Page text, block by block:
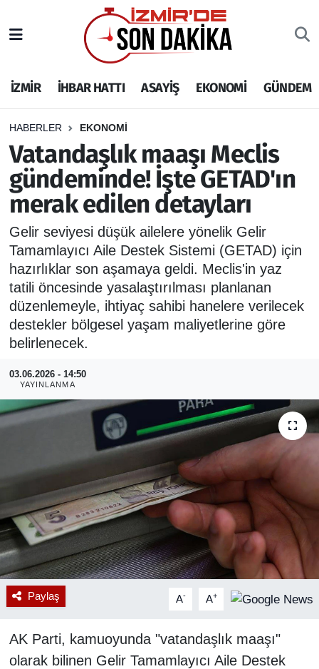
İZMİR İHBAR HATTI ASAYİŞ EKONOMİ GÜNDEM
HABERLER EKONOMİ
Vatandaşlık maaşı Meclis
gündeminde! İşte GETAD'ın
merak edilen detayları
Gelir seviyesi düşük ailelere yönelik Gelir
Tamamlayıcı Aile Destek Sistemi (GETAD) için
hazırlıklar son aşamaya geldi. Meclis'in yaz
tatili öncesinde yasalaştırılması planlanan
düzenlemeyle, ihtiyaç sahibi hanelere verilecek
destekler bölgesel yaşam maliyetlerine göre
belirlenecek.
03.06.2026 - 14:50
YAYINLANMA
Paylaş A- A+
AK Parti, kamuoyunda "vatandaşlık maaşı"
olarak bilinen Gelir Tamamlayıcı Aile Destek
İHBAR HATTI
DEPREM
GENEL
EKONOMİ
SİYASET
SPOR
ASAYİŞ
RESMİ REKLAM
İzmir Nöbetçi Eczaneler
İzmir Hava Durumu
İzmir Namaz Vakitleri
İzmir Trafik Yoğunluk Haritası
Puan Durumu ve Fikstür
Tüm Manşetler
Son Dakika Haberleri
Haber Arşivi